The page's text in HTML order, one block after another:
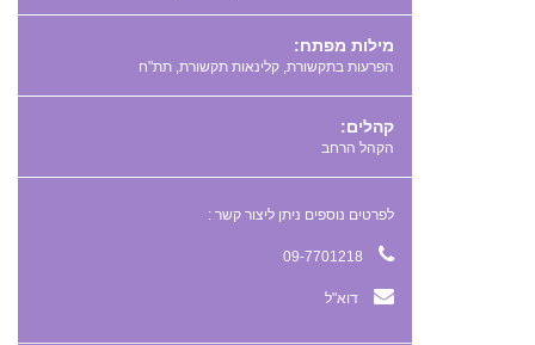
מילות מפתח:
,
,
קהלים:
הקהל הרחב
לפרטים נוספים ניתן ליצור קשר :
דוא"ל